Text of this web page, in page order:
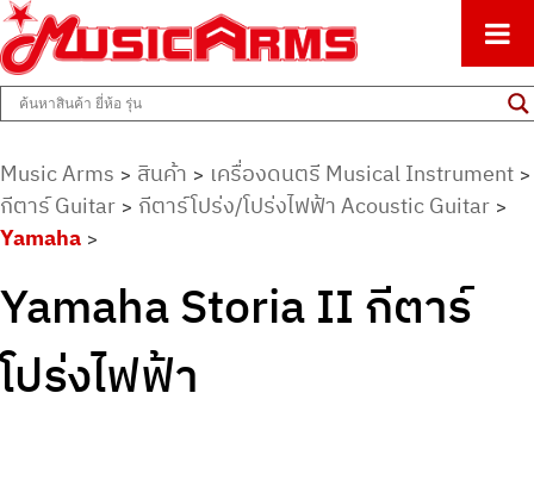
Music Arms
ศูนย์รวมครื่องดนตรีทุกชนิด ตั้งแต่เริ่มต้นถึงมืออาชีพ
Music Arms > สินค้า > เครื่องดนตรี Musical Instrument >
กีตาร์ Guitar > กีตาร์โปร่ง/โปร่งไฟฟ้า Acoustic Guitar >
Yamaha >
Yamaha Storia II กีตาร์
โปร่งไฟฟ้า